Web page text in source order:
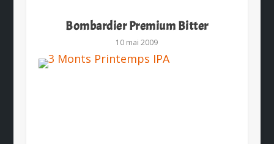
Bombardier Premium Bitter
10 mai 2009